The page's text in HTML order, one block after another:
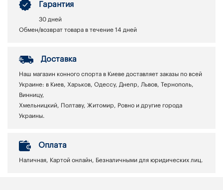
Гарантия
30 дней
Обмен/возврат товара в течение 14 дней
Доставка
Наш магазин конного спорта в Киеве доставляет заказы по всей
Украине: в Киев, Харьков, Одессу, Днепр, Львов, Тернополь,
Винницу,
Хмельницкий, Полтаву, Житомир, Ровно и другие города
Украины.
Оплата
Наличная, Картой онлайн, Безналичными для юридических лиц.